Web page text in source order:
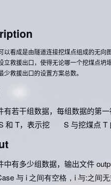
以看成是由隧道连接挖煤点组成的无向
立救援出口，使得无论哪一个挖煤点坍
少救援出口的设置方案总数。
有若干组数据，每组数据的第
和 T，表示挖 S 与挖煤点 T
中有多少组数据，输出文件
与i 之间有空格， i 与:之间无